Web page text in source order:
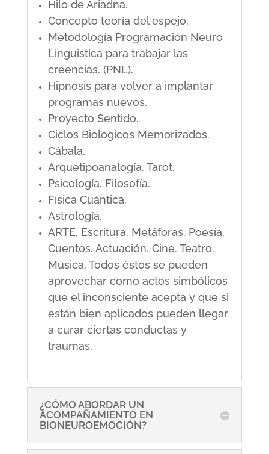
Hilo de Ariadna.
Concepto teoría del espejo.
Metodología Programación Neuro
Linguistica para trabajar las
creencias. (PNL).
Hipnosis para volver a implantar
programas nuevos.
Proyecto Sentido.
Ciclos Biológicos Memorizados.
Cábala.
Arquetipoanalogía. Tarot.
Psicología. Filosofía.
Física Cuántica.
Astrología.
ARTE. Escritura. Metáforas. Poesía.
Cuentos. Actuación. Cine. Teatro.
Música. Todos éstos se pueden
aprovechar como actos simbólicos
que el inconsciente acepta y que si
están bien aplicados pueden llegar
a curar ciertas conductas y
traumas.
¿CÓMO ABORDAR UN
ACOMPAÑAMIENTO EN
BIONEUROEMOCIÓN?